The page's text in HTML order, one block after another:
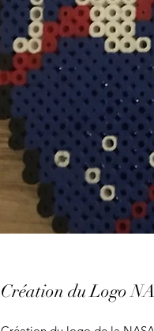
Création du Logo